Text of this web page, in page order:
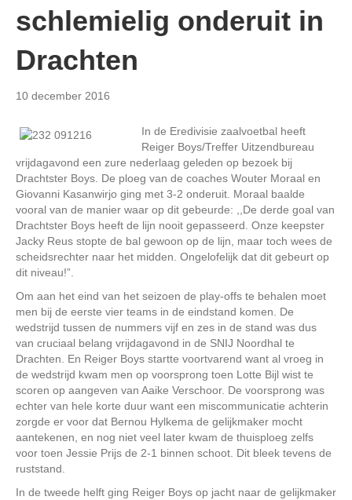
schlemielig onderuit in
Drachten
10 december 2016
In de Eredivisie zaalvoetbal heeft
Reiger Boys/Treffer Uitzendbureau
vrijdagavond een zure nederlaag geleden op bezoek bij
Drachtster Boys. De ploeg van de coaches Wouter Moraal en
Giovanni Kasanwirjo ging met 3-2 onderuit. Moraal baalde
vooral van de manier waar op dit gebeurde: ,,De derde goal van
Drachtster Boys heeft de lijn nooit gepasseerd. Onze keepster
Jacky Reus stopte de bal gewoon op de lijn, maar toch wees de
scheidsrechter naar het midden. Ongelofelijk dat dit gebeurt op
dit niveau!”.
Om aan het eind van het seizoen de play-offs te behalen moet
men bij de eerste vier teams in de eindstand komen. De
wedstrijd tussen de nummers vijf en zes in de stand was dus
van cruciaal belang vrijdagavond in de SNIJ Noordhal te
Drachten. En Reiger Boys startte voortvarend want al vroeg in
de wedstrijd kwam men op voorsprong toen Lotte Bijl wist te
scoren op aangeven van Aaike Verschoor. De voorsprong was
echter van hele korte duur want een miscommunicatie achterin
zorgde er voor dat Bernou Hylkema de gelijkmaker mocht
aantekenen, en nog niet veel later kwam de thuisploeg zelfs
voor toen Jessie Prijs de 2-1 binnen schoot. Dit bleek tevens de
ruststand.
In de tweede helft ging Reiger Boys op jacht naar de gelijkmaker